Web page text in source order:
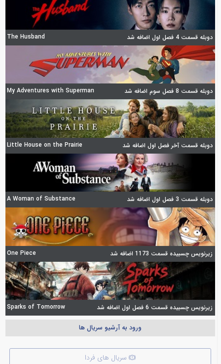
دوبله قسمت 4 فصل اول اضافه شد The Husband
دوبله قسمت 8 فصل سوم اضافه شد My Adventures with Superman
دوبله قسمت آخر فصل اول اضافه شد Little House on the Prairie
دوبله قسمت 3 فصل اول اضافه شد A Woman of Substance
زیرنویس چسبیده قسمت 1173 اضافه شد One Piece
زیرنویس چسبیده قسمت 6 فصل اول اضافه شد Sparks of Tomorrow
ورود به آرشیو سریال ها
سریال های فردا